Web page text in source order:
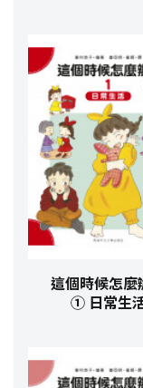
這個時候怎麼
① 日常生